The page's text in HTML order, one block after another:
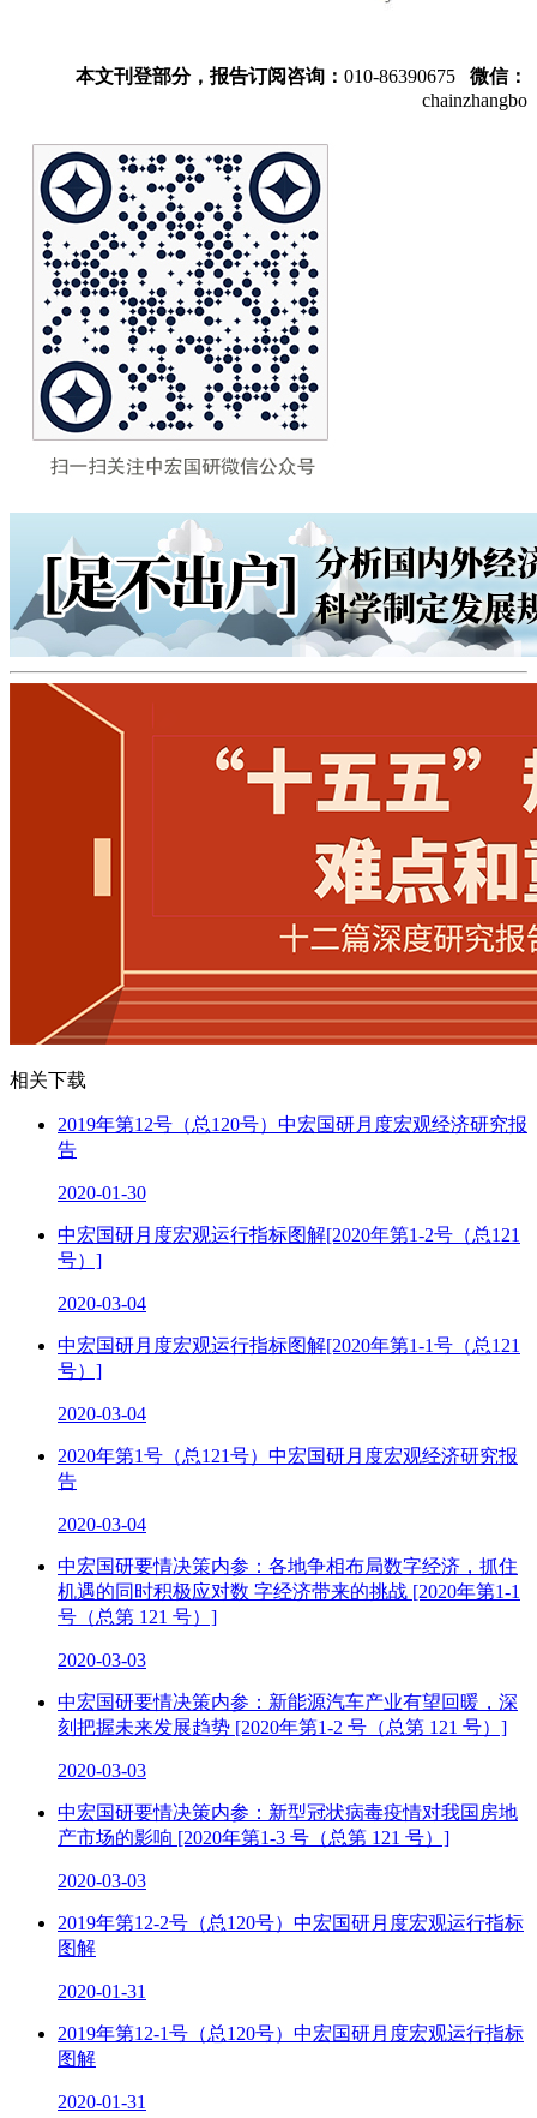
本文刊登部分，报告订阅咨询： 010-86390675 微信：
chainzhangbo
相关下载
2019年第12号（总120号）中宏国研月度宏观经济研究报
告
2020-01-30
中宏国研月度宏观运行指标图解[2020年第1-2号（总121
号）]
2020-03-04
中宏国研月度宏观运行指标图解[2020年第1-1号（总121
号）]
2020-03-04
2020年第1号（总121号）中宏国研月度宏观经济研究报
告
2020-03-04
中宏国研要情决策内参：各地争相布局数字经济，抓住
机遇的同时积极应对数 字经济带来的挑战 [2020年第1-1
号（总第 121 号）]
2020-03-03
中宏国研要情决策内参：新能源汽车产业有望回暖，深
刻把握未来发展趋势 [2020年第1-2 号（总第 121 号）]
2020-03-03
中宏国研要情决策内参：新型冠状病毒疫情对我国房地
产市场的影响 [2020年第1-3 号（总第 121 号）]
2020-03-03
2019年第12-2号（总120号）中宏国研月度宏观运行指标
图解
2020-01-31
2019年第12-1号（总120号）中宏国研月度宏观运行指标
图解
2020-01-31